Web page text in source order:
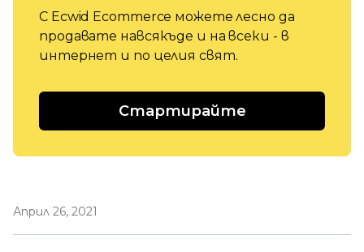
С Ecwid Ecommerce можете лесно да
продавате навсякъде и на всеки - в
интернет и по целия свят.
Стартирайте
Април 26, 2021